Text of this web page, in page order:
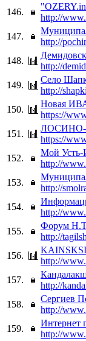
146.
http://
147.
http://
148.
http://
149.
Село
http://
150.
Новая
https://
151.
ЛОСИНО-
https://
152.
Мой Усть-
http://
153.
http://
154.
http://
155.
Форум
http://
156.
http://
157.
http://
158.
Сергиев
http://
159.
Интернет
http://